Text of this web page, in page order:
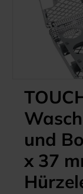
und
x 37